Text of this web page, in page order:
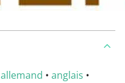
allemand • anglais •